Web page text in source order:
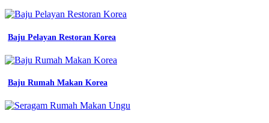
Baju Pelayan Restoran Korea
Baju Rumah Makan Korea